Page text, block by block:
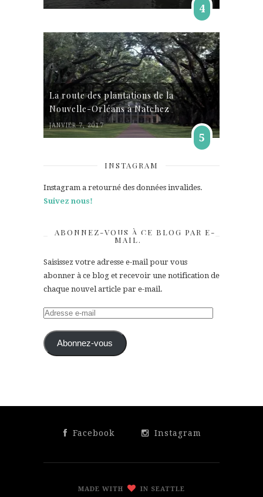
4
La route des plantations de la
Nouvelle-Orléans à Natchez
JANVIER 7, 2017
5
INSTAGRAM
Instagram a retourné des données invalides.
Suivez nous!
ABONNEZ-VOUS À CE BLOG PAR E-
MAIL.
Saisissez votre adresse e-mail pour vous
abonner à ce blog et recevoir une notification de
chaque nouvel article par e-mail.
Adresse
mail Abonnez-vous
Facebook Instagram
MADE WITH IN SEATTLE